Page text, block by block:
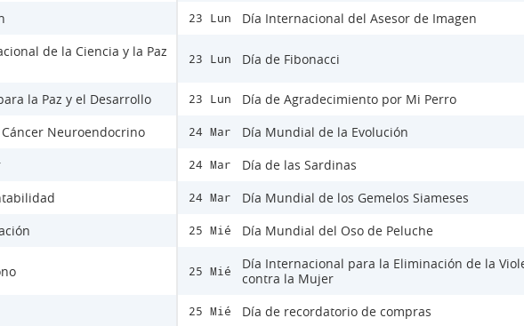
de la Ciencia y la Paz
la Paz y el Desarrollo
Neuroendocrino
23 Lun Día Internacional del Asesor de Imagen
23 Lun Día de Fibonacci
23 Lun Día de Agradecimiento por Mi Perro
24 Mar Día Mundial de la Evolución
24 Mar Día de las Sardinas
24 Mar Día Mundial de los Gemelos Siameses
25 Mié Día Mundial del Oso de Peluche
25 Mié
Día Internacional para la Eliminación de la
contra la Mujer
25 Mié Día de recordatorio de compras